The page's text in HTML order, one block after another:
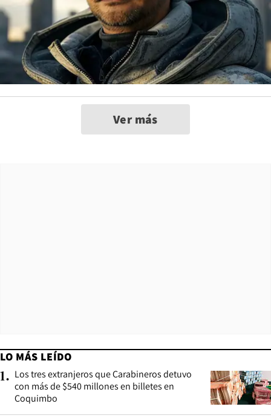
Ver más
LO MÁS LEÍDO
1. Los tres extranjeros que Carabineros detuvo
con más de $540 millones en billetes en
Coquimbo